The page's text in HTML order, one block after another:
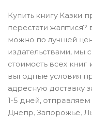
Купить книгу Казки
перестати
можно по лучшей
издательствами, мы
стоимость всех
выгодные условия
адресную доставку
1-5 дней,
Днепр, Запорожье,